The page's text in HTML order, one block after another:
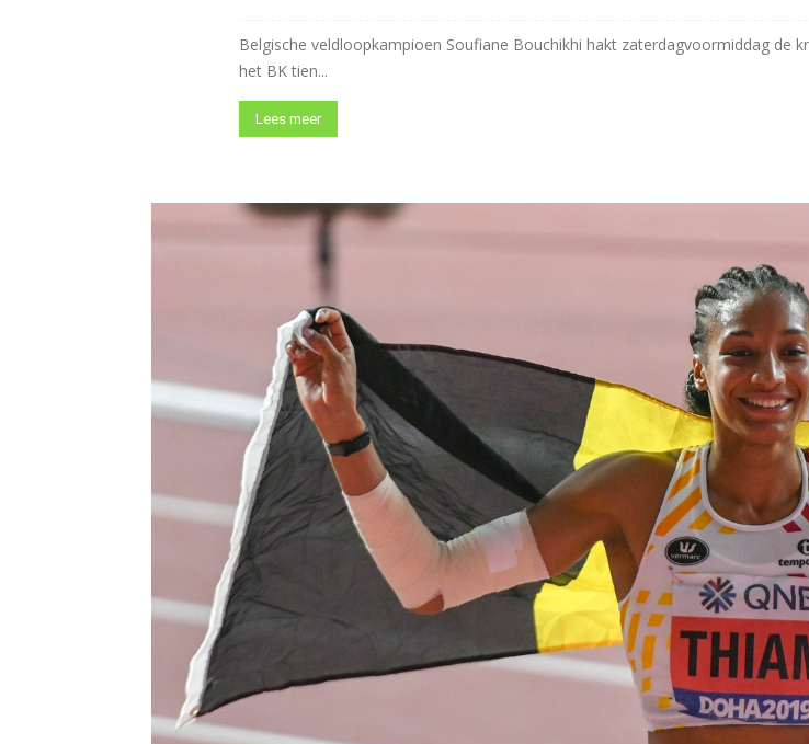
Belgische veldloopkampioen Soufiane Bouchikhi hakt zaterdagvoormiddag de
het BK tien...
Lees meer